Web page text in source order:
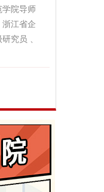
院导师
江省企
究员 、